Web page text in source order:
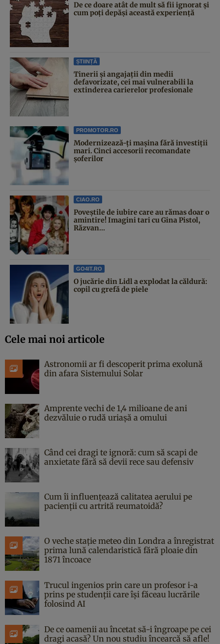
De ce doare atât de mult să fii ignorat și
cum poți depăși această experiență
ȘTIINȚĂ
Tinerii și angajații din medii
defavorizate, cei mai vulnerabili la
extinderea carierelor profesionale
PROMOTOR.RO
Modernizează-ți mașina fără investiții
mari. Cinci accesorii recomandate
șoferilor
CIAO.RO
Poveştile de iubire care au rămas doar o
amintire! Imagini tari cu Gina Pistol,
Răzvan...
GO4IT.RO
O jucărie din Lidl a explodat la căldură:
copil cu grefă de piele
Cele mai noi articole
Astronomii ar fi descoperit prima exolună
din afara Sistemului Solar
Amprente vechi de 1,4 milioane de ani
dezvăluie o rudă uriașă a omului
Când cei dragi te ignoră: cum să scapi de
anxietate fără să devii rece sau defensiv
Cum îi influențează calitatea aerului pe
pacienții cu artrită reumatoidă?
O veche stație meteo din Londra a înregistrat
prima lună calendaristică fără ploaie din
1871 încoace
Trucul ingenios prin care un profesor i-a
prins pe studenții care își făceau lucrările
folosind AI
De ce oamenii au încetat să-i îngroape pe cei
dragi acasă? Un nou studiu încearcă să afle!